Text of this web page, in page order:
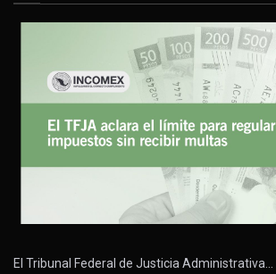
El Tribunal Federal de Justicia Administrativa…